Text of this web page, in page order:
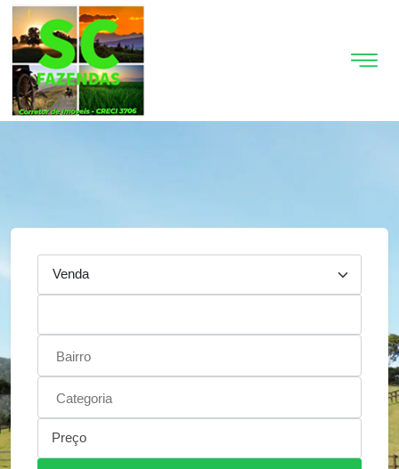
Preço